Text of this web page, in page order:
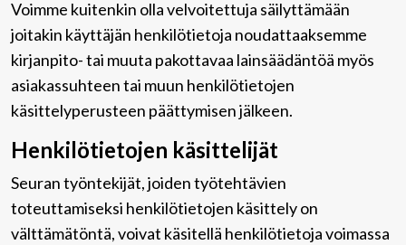
Voimme kuitenkin olla velvoitettuja säilyttämään
joitakin käyttäjän henkilötietoja noudattaaksemme
kirjanpito- tai muuta pakottavaa lainsäädäntöä myös
asiakassuhteen tai muun henkilötietojen
käsittelyperusteen päättymisen jälkeen.
Henkilötietojen käsittelijät
Seuran työntekijät, joiden työtehtävien
toteuttamiseksi henkilötietojen käsittely on
välttämätöntä, voivat käsitellä henkilötietoja voimassa